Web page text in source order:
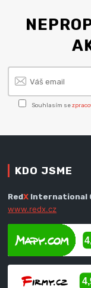
Souhlasím se
KDO JSME
RedX International
www.redx.cz